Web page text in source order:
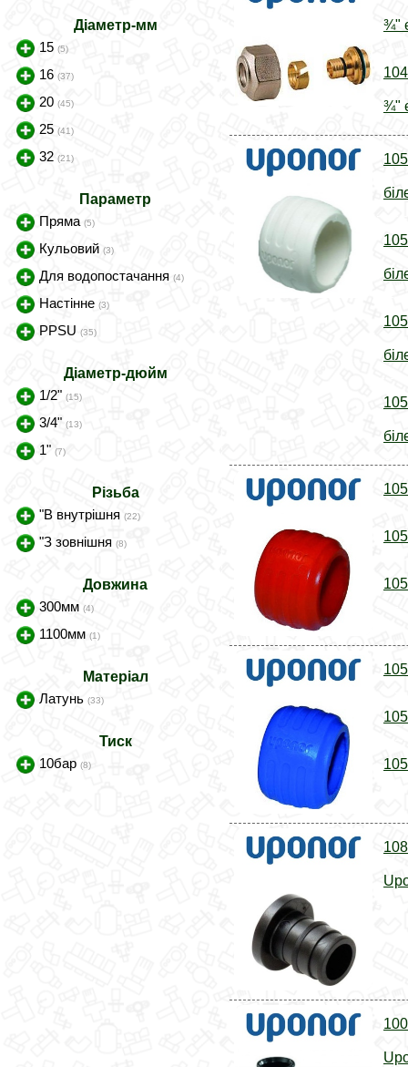
Діаметр-мм
15 (5)
16 (37)
20 (45)
25 (41)
32 (21)
Параметр
Пряма (5)
Кульовий (3)
Для водопостачання (4)
Настінне (3)
PPSU (35)
Діаметр-дюйм
1/2" (15)
3/4" (13)
1" (7)
Різьба
"В внутрішня (22)
"З зовнішня (8)
Довжина
300мм (4)
1100мм (1)
Матеріал
Латунь (33)
Тиск
10бар (8)
¾"
¾"